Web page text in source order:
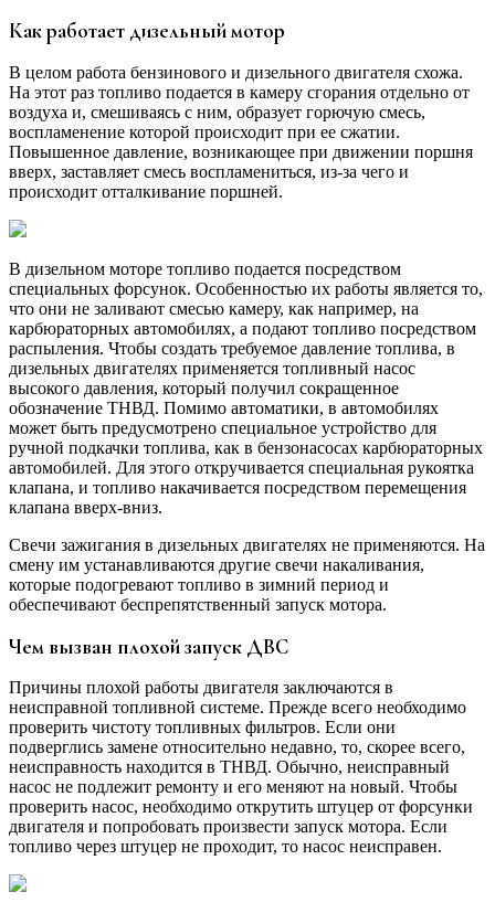
Как работает дизельный мотор
В целом работа бензинового и дизельного двигателя схожа.
На этот раз топливо подается в камеру сгорания отдельно от
воздуха и, смешиваясь с ним, образует горючую смесь,
воспламенение которой происходит при ее сжатии.
Повышенное давление, возникающее при движении поршня
вверх, заставляет смесь воспламениться, из-за чего и
происходит отталкивание поршней.
В дизельном моторе топливо подается посредством
специальных форсунок. Особенностью их работы является то,
что они не заливают смесью камеру, как например, на
карбюраторных автомобилях, а подают топливо посредством
распыления. Чтобы создать требуемое давление топлива, в
дизельных двигателях применяется топливный насос
высокого давления, который получил сокращенное
обозначение ТНВД. Помимо автоматики, в автомобилях
может быть предусмотрено специальное устройство для
ручной подкачки топлива, как в бензонасосах карбюраторных
автомобилей. Для этого откручивается специальная рукоятка
клапана, и топливо накачивается посредством перемещения
клапана вверх-вниз.
Свечи зажигания в дизельных двигателях не применяются. На
смену им устанавливаются другие свечи накаливания,
которые подогревают топливо в зимний период и
обеспечивают беспрепятственный запуск мотора.
Чем вызван плохой запуск ДВС
Причины плохой работы двигателя заключаются в
неисправной топливной системе. Прежде всего необходимо
проверить чистоту топливных фильтров. Если они
подверглись замене относительно недавно, то, скорее всего,
неисправность находится в ТНВД. Обычно, неисправный
насос не подлежит ремонту и его меняют на новый. Чтобы
проверить насос, необходимо открутить штуцер от форсунки
двигателя и попробовать произвести запуск мотора. Если
топливо через штуцер не проходит, то насос неисправен.